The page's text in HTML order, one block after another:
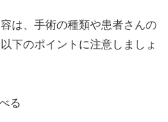
は、手術の種類や患者さんの
下のポイントに注意しましょ
る